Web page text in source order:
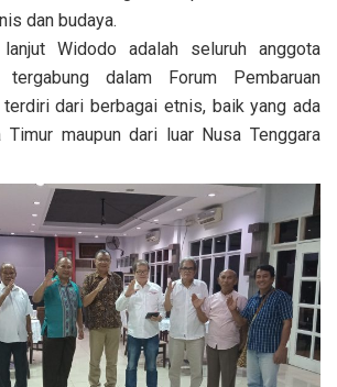
dan budaya.
Widodo adalah seluruh anggota
tergabung dalam Forum Pembaruan
terdiri dari berbagai etnis, baik yang ada
Timur maupun dari luar Nusa Tenggara